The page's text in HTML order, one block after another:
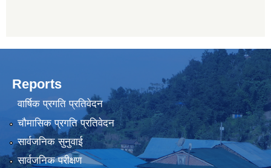
Reports
वार्षिक प्रगति प्रतिवेदन
चौमासिक प्रगति प्रतिवेदन
सार्वजनिक सुनुवाई
सार्वजनिक परीक्षण